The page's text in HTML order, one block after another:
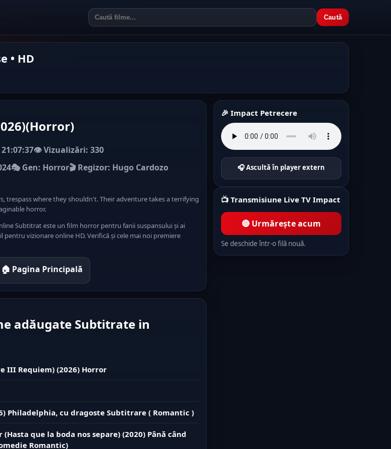
Caută
• HD
👁️ Vizualizări: 330
🎭 Gen: Horror🎬 Regizor: Hugo Cardozo
trespass where they shouldn't. Their adventure takes a terrifying
horror.
Subtitrat este un film horror pentru fanii suspansului și ai
vizionare online HD. Verifică și cele mai noi premiere
🏠 Pagina Principală
adăugate Subtitrate in
III Requiem) (2026) Horror
Philadelphia, cu dragoste Subtitrare ( Romantic )
que la boda nos separe) (2020) Până când
Romantic)
🎉 Impact Petrecere
🎧 Ascultă în player extern
📺 Transmisiune Live TV Impact
🔴 Urmărește acum
Se deschide într-o filă nouă.